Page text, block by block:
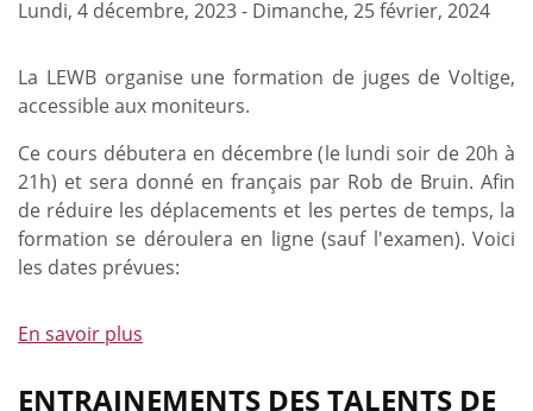
Lundi, 4 décembre, 2023- Dimanche, 25 février, 2024
La LEWB organise une formation de juges de Voltige,
accessible aux moniteurs.
Ce cours débutera en décembre (le lundi soir de 20h à
21h) et sera donné en français par Rob de Bruin. Afin
de réduire les déplacements et les pertes de temps, la
formation se déroulera en ligne (sauf l'examen). Voici
les dates prévues:
En savoir plus
de
ENTRAINEMENTS DES TALENTS DE